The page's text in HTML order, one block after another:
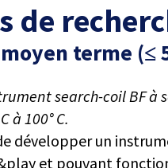
de
terme (≤
search-coil BF
à 100° C.
développer un
et pouvant